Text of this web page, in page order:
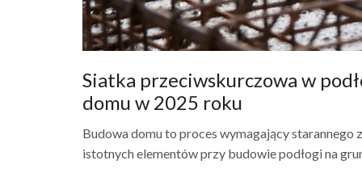
Siatka przeciwskurczowa w
domu w 2025 roku
Budowa domu to proces wymagający
istotnych elementów przy budowie podłogi na